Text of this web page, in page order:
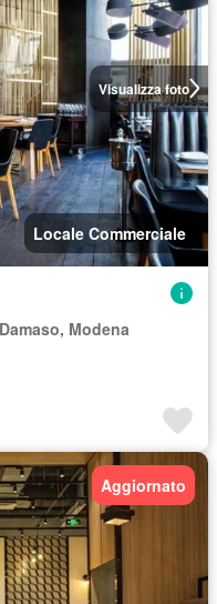
Visualizza foto
Locale Commerciale
Modena
Aggiornato